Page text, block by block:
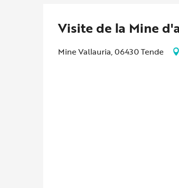
Visite de la Mine
Mine Vallauria, 06430 Tende